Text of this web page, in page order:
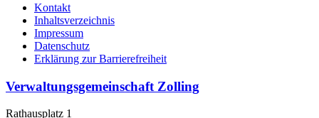
Kontakt
Inhaltsverzeichnis
Impressum
Datenschutz
Erklärung zur Barrierefreiheit
Verwaltungsgemeinschaft Zolling
Rathausplatz 1